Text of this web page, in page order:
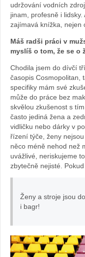
udržování vodních
jinam, profesně i
zajímavá knížka, nejen
Máš radši práci v
myslíš o tom, že se o
Chodila jsem do dívčí
časopis Cosmopolitan,
specifiky mám své
může do práce bez
skvělou zkušenost s
často jediná žena a
vidličku nebo dárky v
řízení týče, ženy
něco méně nehod než
uvážlivé, neriskujeme
zbytečně nejisté.
Ženy a stroje jsou
i bagr!